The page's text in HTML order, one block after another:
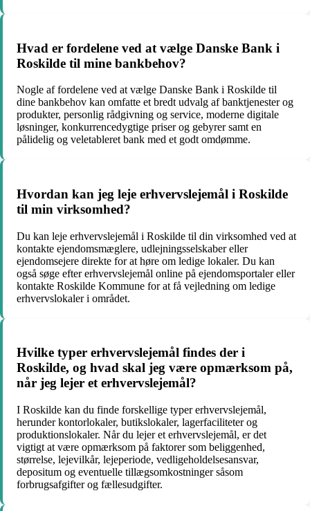
Hvad er fordelene ved at vælge Danske Bank i
Roskilde til mine bankbehov?
Nogle af fordelene ved at vælge Danske Bank i Roskilde til
dine bankbehov kan omfatte et bredt udvalg af banktjenester og
produkter, personlig rådgivning og service, moderne digitale
løsninger, konkurrencedygtige priser og gebyrer samt en
pålidelig og veletableret bank med et godt omdømme.
Hvordan kan jeg leje erhvervslejemål i Roskilde
til min virksomhed?
Du kan leje erhvervslejemål i Roskilde til din virksomhed ved at
kontakte ejendomsmæglere, udlejningsselskaber eller
ejendomsejere direkte for at høre om ledige lokaler. Du kan
også søge efter erhvervslejemål online på ejendomsportaler eller
kontakte Roskilde Kommune for at få vejledning om ledige
erhvervslokaler i området.
Hvilke typer erhvervslejemål findes der i
Roskilde, og hvad skal jeg være opmærksom på,
når jeg lejer et erhvervslejemål?
I Roskilde kan du finde forskellige typer erhvervslejemål,
herunder kontorlokaler, butikslokaler, lagerfaciliteter og
produktionslokaler. Når du lejer et erhvervslejemål, er det
vigtigt at være opmærksom på faktorer som beliggenhed,
størrelse, lejevilkår, lejeperiode, vedligeholdelsesansvar,
depositum og eventuelle tillægsomkostninger såsom
forbrugsafgifter og fællesudgifter.